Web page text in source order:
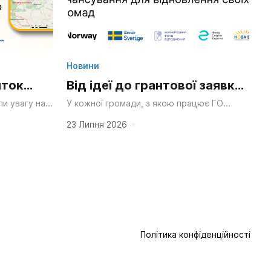
парк
увагу на
громад
Новини
Від ідеї до грантової заявки:
як ініціативні групи Сумщини
вчилися писати проекти та
У кожної громади, з якою працює ГО
сильна ідея — що хочеться змінити чи...
23 Липня 2026
Політика конфіденційності